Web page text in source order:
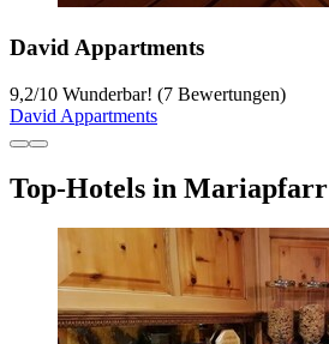
David Appartments
9,2/10 Wunderbar! (7 Bewertungen)
David Appartments
Top-Hotels in Mariapfarr